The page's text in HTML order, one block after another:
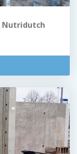
Nutridutch